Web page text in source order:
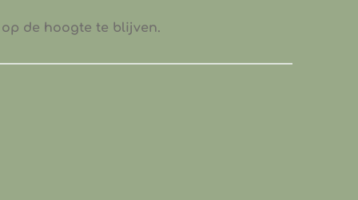
op de hoogte te blijven.